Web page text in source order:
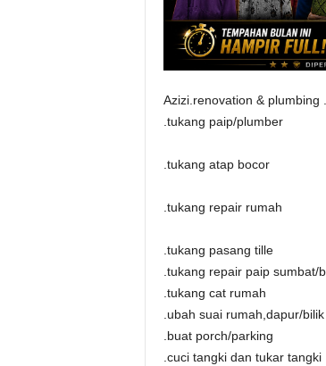
Azizi.renovation & plumbing
.tukang paip/plumber
.tukang atap bocor
.tukang repair rumah
.tukang pasang tille
.tukang repair paip sumbat/
.tukang cat rumah
.ubah suai rumah,dapur/
.buat porch/parking
.cuci tangki dan tukar tangki